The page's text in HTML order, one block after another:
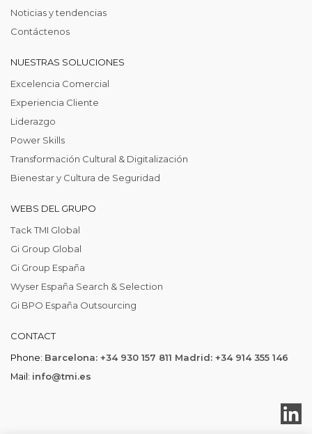
Noticias y tendencias
Contáctenos
NUESTRAS SOLUCIONES
Excelencia Comercial
Experiencia Cliente
Liderazgo
Power Skills
Transformación Cultural & Digitalización
Bienestar y Cultura de Seguridad
WEBS DEL GRUPO
Tack TMI Global
Gi Group Global
Gi Group España
Wyser España Search & Selection
Gi BPO España Outsourcing
CONTACT
Phone: Barcelona: +34 930 157 811 Madrid: +34 914 355 146
Mail: info@tmi.es